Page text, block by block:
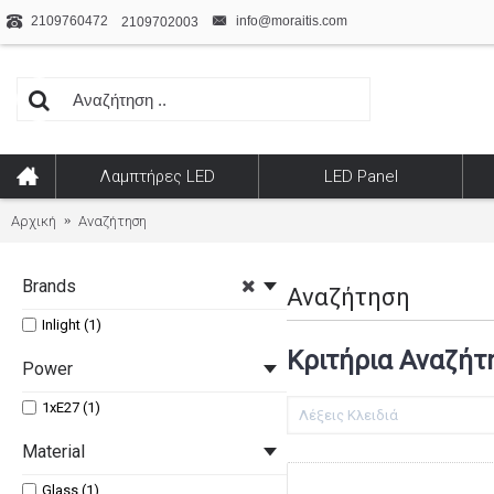
2109760472 2109702003 info@moraitis.com
Λαμπτήρες LED LED Panel
Αρχική Αναζήτηση
Brands
Inlight (1)
Power
1xE27 (1)
Material
Glass (1)
Αναζήτηση
Κριτήρια